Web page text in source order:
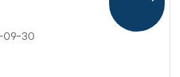
09-30